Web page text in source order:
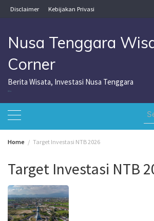
Skip
to
Disclaimer Kebijakan Privasi
Nusa Tenggara
Corner
Berita Wisata, Investasi Nusa Tenggara
Home Target Investasi NTB 2026
Target Investasi NTB